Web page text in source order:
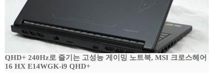
QHD+ 240Hz로 즐기는 고성능 게이밍 노트북, MSI 크로스헤어
16 HX E14WGK-i9 QHD+